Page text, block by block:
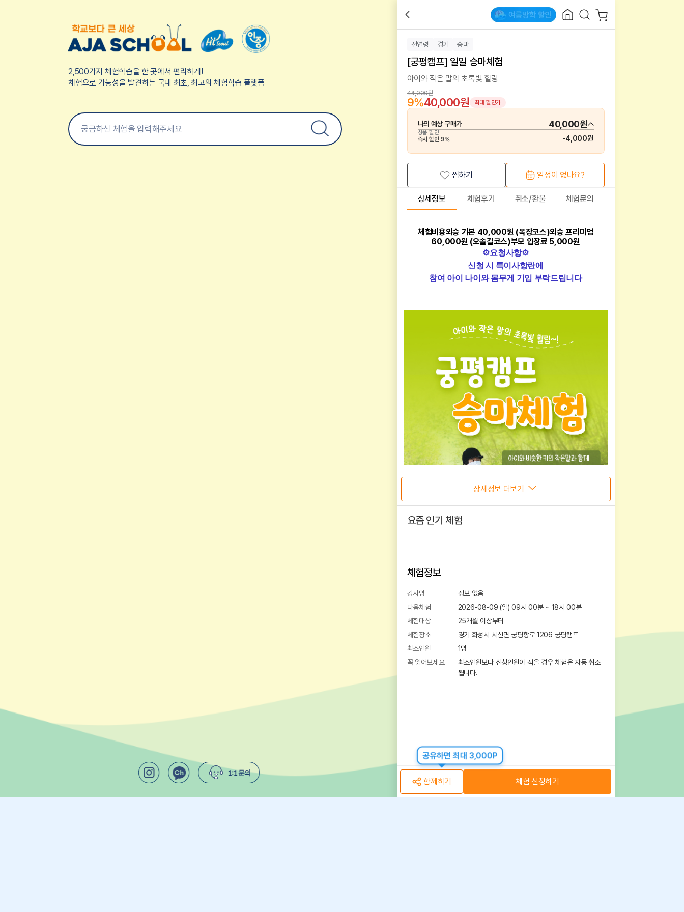
2,500가지 체험학습을 한 곳에서 편리하게!
체험으로 가능성을 발견하는 국내 최초, 최고의 체험학습 플랫폼
전연령 경기 승마
[궁평캠프] 일일 승마체험
아이와 작은 말의 초록빛 힐링
44,000원
9%40,000원 최대 할인가
나의 예상 구매가 40,000원
상품 할인
즉시 할인 9% -4,000원
찜하기 일정이 없나요?
상세정보 체험후기 취소/환불 체험문의
체험비용외승 기본 40,000원 (목장코스)외승 프리미엄
60,000원 (오솔길코스)부모 입장료 5,000원
⚙요청사항⚙
신청 시 특이사항란에
참여 아이 나이와 몸무게 기입 부탁드립니다
상세정보 더보기
요즘 인기 체험
체험정보
강사명
정보 없음
다음체험
2026-08-09 (일) 09시 00분~ 18시00분
체험대상
25개월 이상부터
체험장소
경기 화성시 서신면 궁평항로 1206 궁평캠프
최소인원
1명
꼭 읽어보세요
최소인원보다 신청인원이 적을 경우 체험은 자동 취소
됩니다.
공유하면 최대 3,000P
함께하기 체험 신청하기